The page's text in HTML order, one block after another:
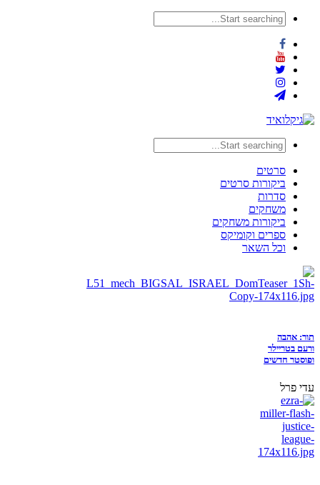
סרטים
ביקורות סרטים
סדרות
משחקים
ביקורות משחקים
ספרים וקומיקס
וכל השאר
תור: אהבה
ורעם בטריילר
ופוסטר חדשים
עדי פרל